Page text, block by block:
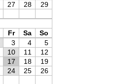
27 28
29
Fr Sa
So
3 4
5
10 11
12
17 18
19
24 25
26